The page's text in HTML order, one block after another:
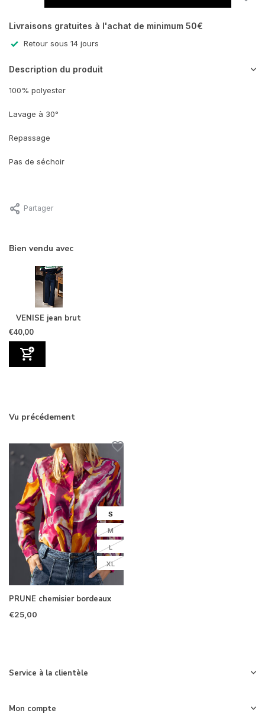
Livraisons gratuites à l'achat de minimum 50€
Retour sous 14 jours
Description du produit
100% polyester
Lavage à 30°
Repassage
Pas de séchoir
Partager
Bien vendu avec
VENISE jean brut
€40,00
Vu précédement
S
M
L
XL
PRUNE chemisier bordeaux
€25,00
Service à la clientèle
Mon compte